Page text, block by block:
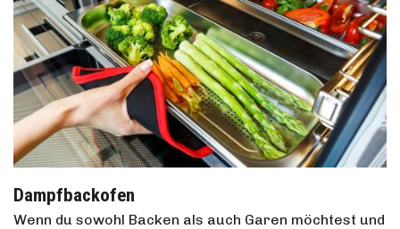
Dampfbackofen
Wenn du sowohl Backen als auch Garen möchtest und